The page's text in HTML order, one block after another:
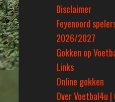
Disclaimer
Feyenoord
2026/2027
Gokken op
Links
Online gokken
Over Voetbal4u